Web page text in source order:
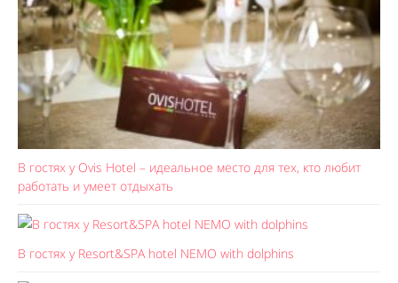
В гостях у Ovis Hotel – идеальное место для тех, кто любит
работать и умеет отдыхать
В гостях у Resort&SPA hotel NEMO with dolphins